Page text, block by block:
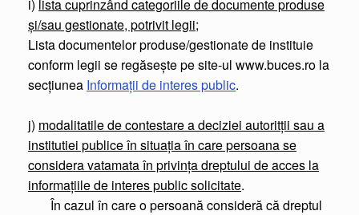
i) lista cuprinzând categoriile de documente produse
şi/sau gestionate, potrivit legii;
Lista documentelor produse/gestionate de instituie
conform legii se regăseşte pe site-ul www.buces.ro la
secţiunea Informaţii de interes public.
j) modalitatile de contestare a deciziei autoritţii sau a
institutiei publice în situaţia în care persoana se
considera vatamata în privința dreptului de acces la
informaţiile de interes public solicitate.
În cazul în care o persoană consideră că dreptul